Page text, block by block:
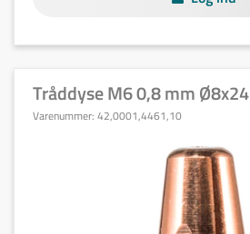
Tråddyse M6 0,8 mm Ø8x24
Varenummer: 42,0001,4461,10